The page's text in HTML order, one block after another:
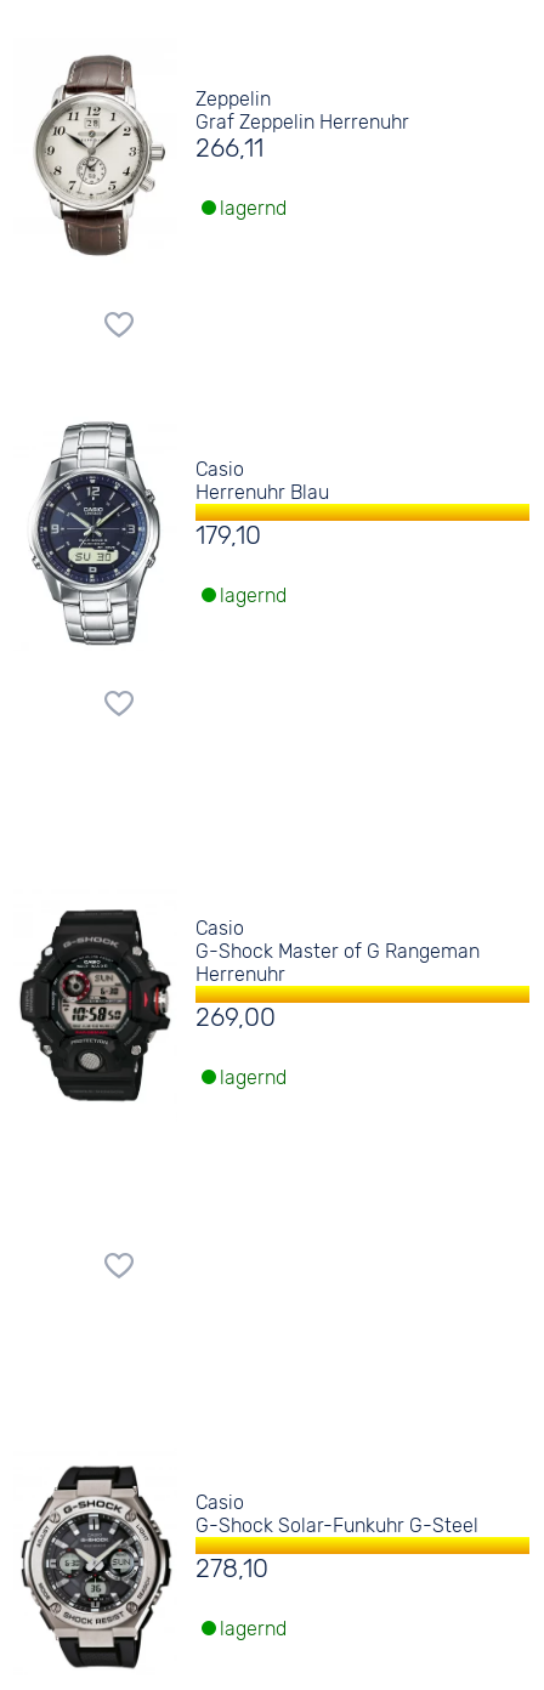
Zeppelin
Graf Zeppelin Herrenuhr
266,11
lagernd
Casio
Herrenuhr Blau
179,10
lagernd
Casio
G-Shock Master of G Rangeman
Herrenuhr
269,00
lagernd
Casio
G-Shock Solar-Funkuhr G-Steel
278,10
lagernd